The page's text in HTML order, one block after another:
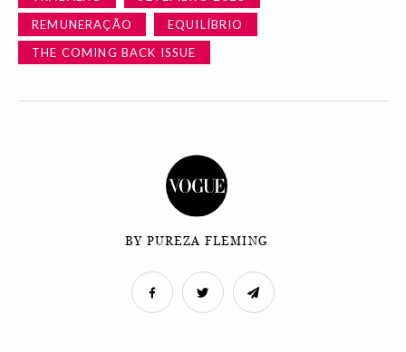
REMUNERAÇÃO
EQUILÍBRIO
THE COMING BACK ISSUE
BY PUREZA FLEMING